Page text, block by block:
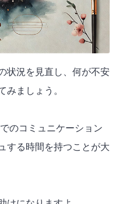
状況を見直し、何が不安
みましょう。
のコミュニケーション
する時間を持つことが大